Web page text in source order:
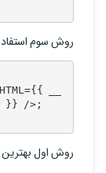
روش سوم
}} />;
روش اول